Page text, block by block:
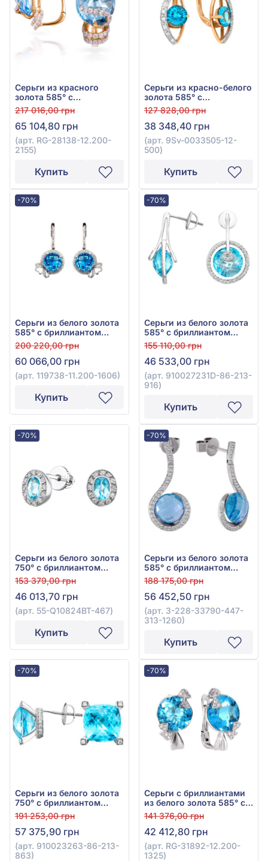
Серьги из красного
золота 585° с
бриллиантом 0,51ct и
топазом Sky Blue 13,8ct,
арт. RG-28138-12.200-
2155
217 016,00 грн
65 104,80 грн
(арт. RG-28138-12.200-
2155)
Купить
Серьги из красно-белого
золота 585° с
бриллиантом 0,12ct и
топазом Swiss Blue
3,01ct, арт. 9Sv-0033505-
12-500
127 828,00 грн
38 348,40 грн
(арт. 9Sv-0033505-12-
500)
Купить
-70%
Серьги из белого золота
585° с бриллиантом
0,49ct и топазом Swiss
Blue 9,82ct, арт. 119738-
11.200-1606
200 220,00 грн
60 066,00 грн
(арт. 119738-11.200-1606)
Купить
-70%
Серьги из белого золота
585° с бриллиантом
0,32ct и топазом Swiss
Blue 9,63ct, арт.
910027231D-86-213-916
155 110,00 грн
46 533,00 грн
(арт. 910027231D-86-213-
916)
Купить
-70%
Серьги из белого золота
750° с бриллиантом
0,24ct и топазом Swiss
Blue 1,2ct, арт. 55-
Q10824BT-467
153 379,00 грн
46 013,70 грн
(арт. 55-Q10824BT-467)
Купить
-70%
Серьги из белого золота
585° с бриллиантом
0,45ct и топазом Swiss
Blue 7,93ct, арт. 3-228-
33790-447-313-1260
188 175,00 грн
56 452,50 грн
(арт. 3-228-33790-447-
313-1260)
Купить
-70%
Серьги из белого золота
750° с бриллиантом
0,28ct и топазом Swiss
Blue 11,29ct, арт.
910023263-86-213-863
191 253,00 грн
57 375,90 грн
(арт. 910023263-86-213-
863)
-70%
Серьги с бриллиантами
из белого золота 585° с
бриллиантом 0,17ct и
топазом Swiss Blue
8,65ct, арт. RG-31892-
12.200-1325
141 376,00 грн
42 412,80 грн
(арт. RG-31892-12.200-
1325)